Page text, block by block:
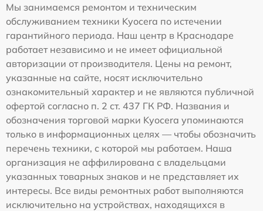
Мы занимаемся ремонтом и техническим
обслуживанием техники Kyocera по истечении
гарантийного периода. Наш центр в Краснодаре
работает независимо и не имеет официальной
авторизации от производителя. Цены на ремонт,
указанные на сайте, носят исключительно
ознакомительный характер и не являются публичной
офертой согласно п. 2 ст. 437 ГК РФ. Названия и
обозначения торговой марки Kyocera упоминаются
только в информационных целях — чтобы обозначить
перечень техники, с которой мы работаем. Наша
организация не аффилирована с владельцами
указанных товарных знаков и не представляет их
интересы. Все виды ремонтных работ выполняются
исключительно на устройствах, находящихся в